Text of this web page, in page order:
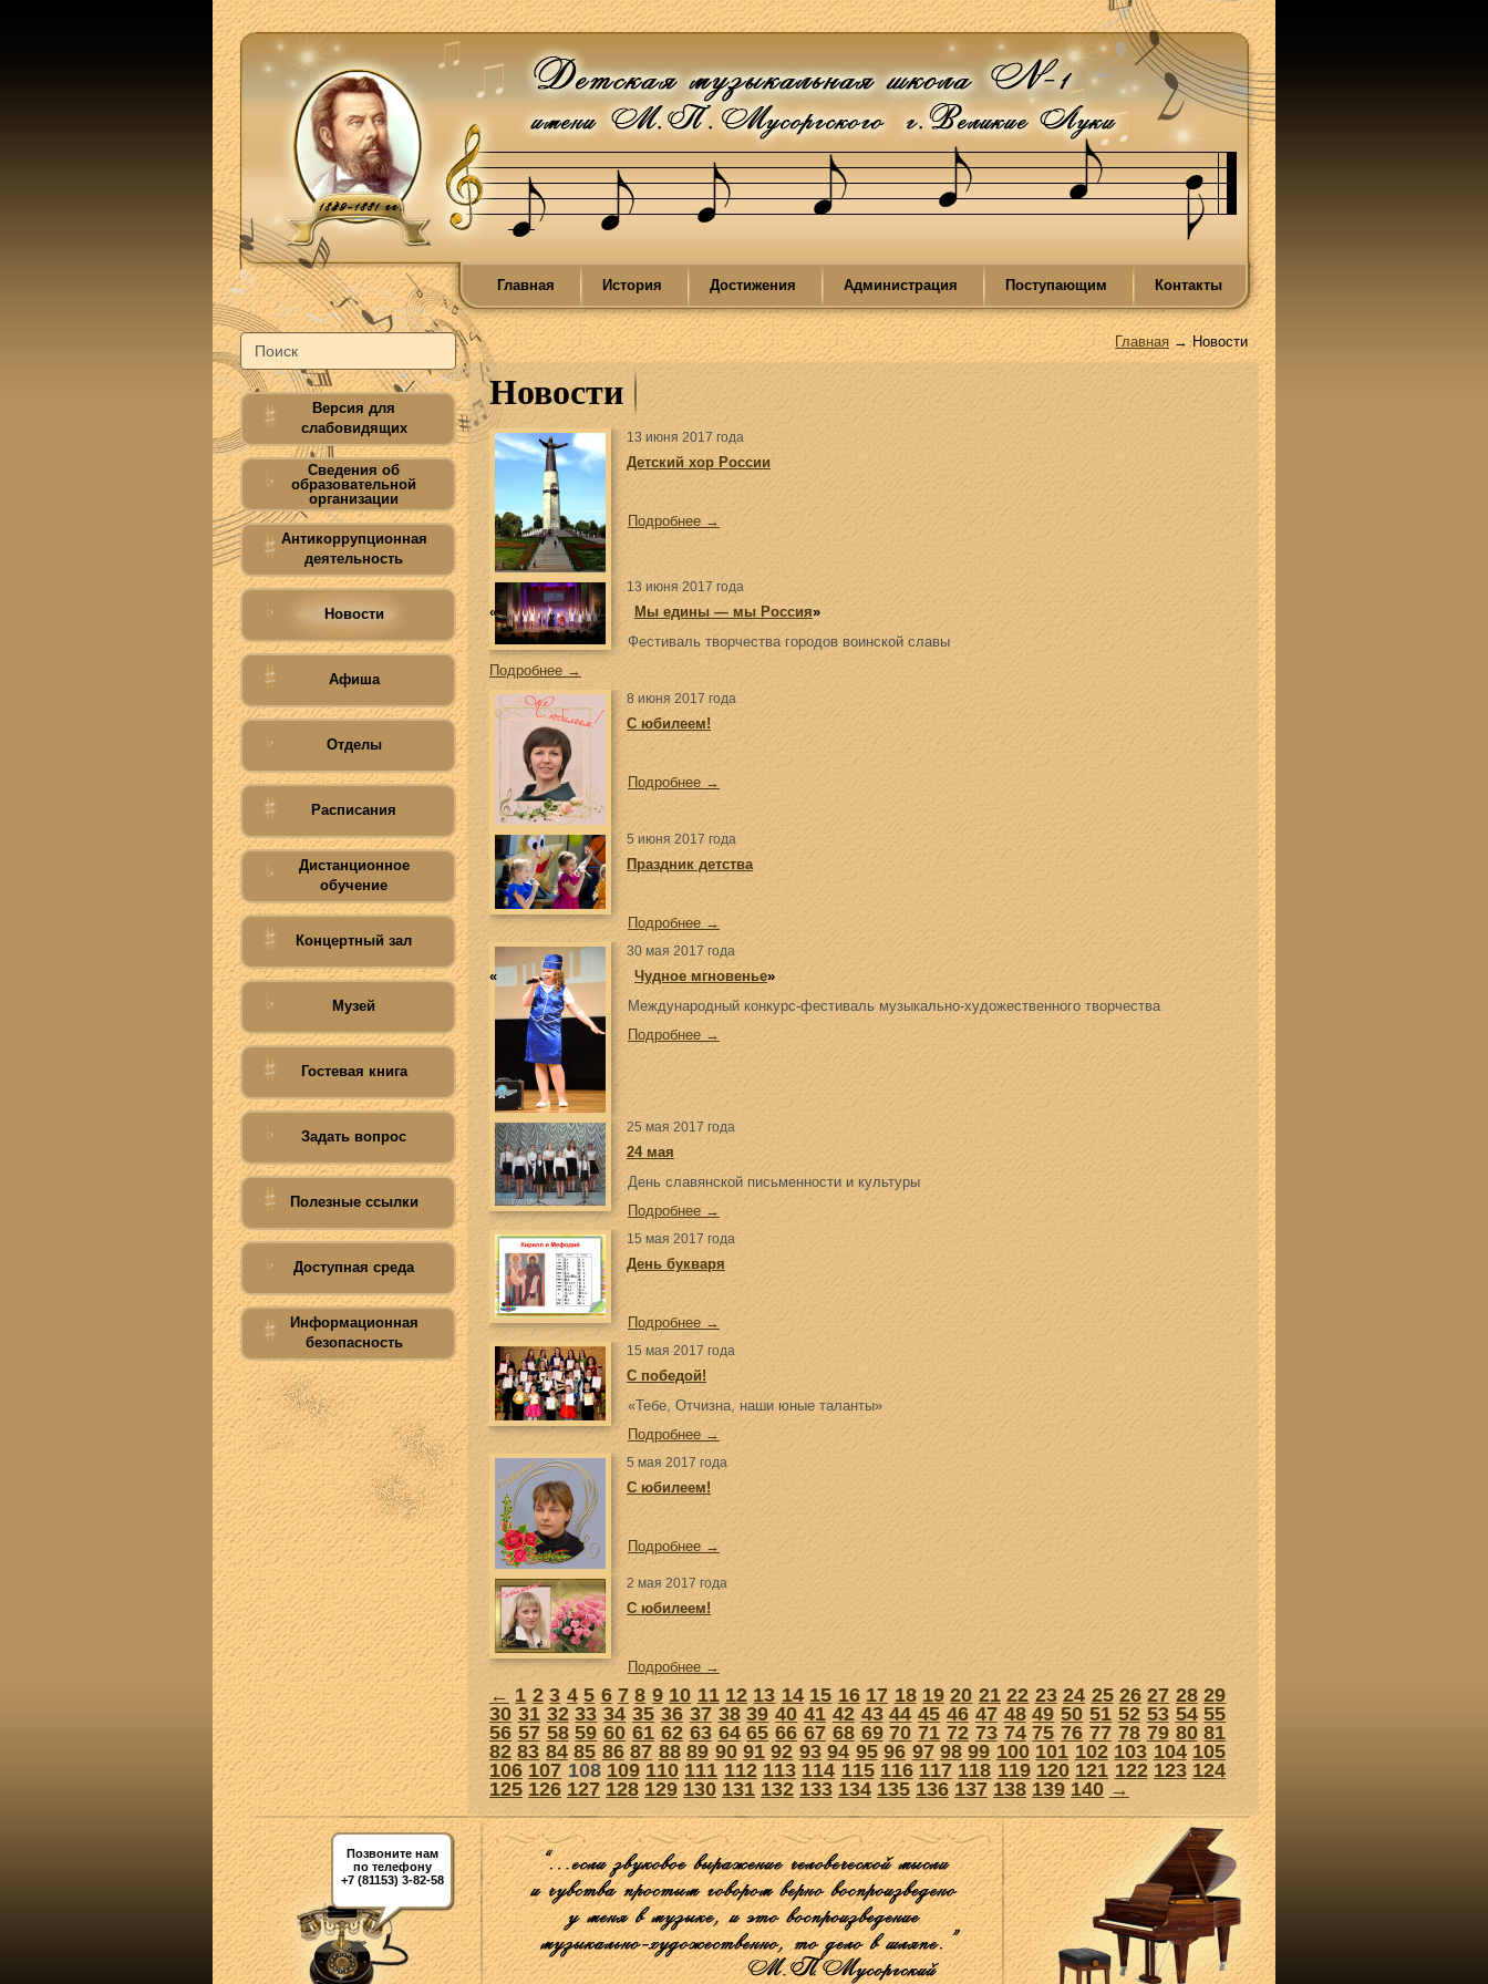
Главная История Достижения Администрация Поступающим Контакты
Версия для
слабовидящих
Сведения об
образовательной
организации
Антикоррупционная
деятельность
Новости
Афиша
Отделы
Расписания
Дистанционное
обучение
Концертный зал
Музей
Гостевая книга
Задать вопрос
Полезные ссылки
Доступная среда
Информационная
безопасность
Главная → Новости
Новости
13 июня 2017 года
Детский хор России
Подробнее →
13 июня 2017 года
« Мы едины — мы Россия»
Фестиваль творчества городов воинской славы
Подробнее →
8 июня 2017 года
С юбилеем!
Подробнее →
5 июня 2017 года
Праздник детства
Подробнее →
30 мая 2017 года
« Чудное мгновенье»
Международный конкурс-фестиваль музыкально-художественного творчества
Подробнее →
25 мая 2017 года
24 мая
День славянской письменности и культуры
Подробнее →
15 мая 2017 года
День букваря
Подробнее →
15 мая 2017 года
С победой!
«Тебе, Отчизна, наши юные таланты»
Подробнее →
5 мая 2017 года
С юбилеем!
Подробнее →
2 мая 2017 года
С юбилеем!
Подробнее →
← 1 2 3 4 5 6 7 8 9 10 11 12 13 14 15 16 17 18 19 20 21 22 23 24 25 26 27 28 29
30 31 32 33 34 35 36 37 38 39 40 41 42 43 44 45 46 47 48 49 50 51 52 53 54 55
56 57 58 59 60 61 62 63 64 65 66 67 68 69 70 71 72 73 74 75 76 77 78 79 80 81
82 83 84 85 86 87 88 89 90 91 92 93 94 95 96 97 98 99 100 101 102 103 104 105
106 107 108 109 110 111 112 113 114 115 116 117 118 119 120 121 122 123 124
125 126 127 128 129 130 131 132 133 134 135 136 137 138 139 140 →
Позвоните нам
по телефону
+7 (81153) 3-82-58